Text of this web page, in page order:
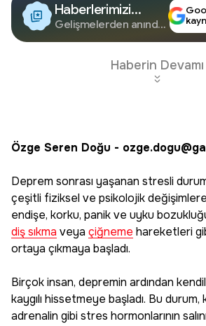
Haberlerimizi
Google'da Takip
Edin
Gelişmelerden anında
Haberin Devamı
Özge Seren Doğu -
Deprem sonrası yaşanan stresli
çeşitli fiziksel ve psikolojik
endişe, korku, panik ve uyku
diş sıkma veya çiğneme hareketleri
ortaya çıkmaya başladı.
Birçok insan, depremin ardından
kaygılı hissetmeye başladı. Bu
adrenalin gibi stres hormonlarının